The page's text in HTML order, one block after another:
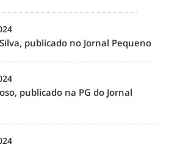
publicado no Jornal Pequeno
publicado na PG do Jornal